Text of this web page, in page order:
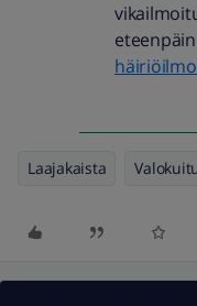
eteenpäin
Laajakaista